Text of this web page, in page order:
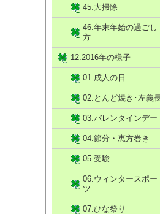
45.大掃除
46.年末年始の過ごし
方
12.2016年の様子
01.成人の日
02.とんど焼き･左義
03.バレンタインデー
04.節分・恵方巻き
05.受験
06.ウィンタースポー
ツ
07.ひな祭り